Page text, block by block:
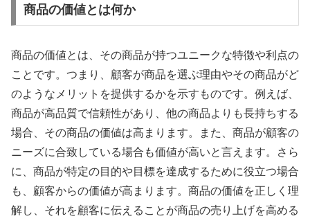
商品の価値とは何か
商品の価値とは、その商品が持つユニークな特徴や利点の
ことです。つまり、顧客が商品を選ぶ理由やその商品がど
のようなメリットを提供するかを示すものです。例えば、
商品が高品質で信頼性があり、他の商品よりも長持ちする
場合、その商品の価値は高まります。また、商品が顧客の
ニーズに合致している場合も価値が高いと言えます。さら
に、商品が特定の目的や目標を達成するために役立つ場合
も、顧客からの価値が高まります。商品の価値を正しく理
解し、それを顧客に伝えることが商品の売り上げを高める